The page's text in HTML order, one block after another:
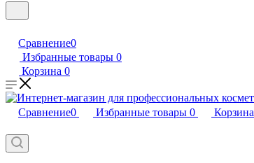
Сравнение0
Избранные товары 0
Корзина 0
Сравнение0 Избранные товары 0 Корзина